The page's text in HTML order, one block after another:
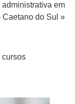
em
do Sul »
cursos